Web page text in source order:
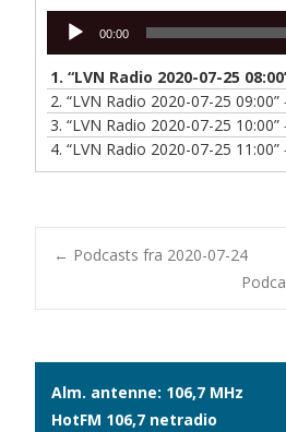
Lydafspiller
00:00
1. “LVN Radio 2020-07-25
2. “LVN Radio 2020-07-25 09:00”
3. “LVN Radio 2020-07-25 10:00”
4. “LVN Radio 2020-07-25 11:00”
Post
← Podcasts fra 2020-07-24
Alm. antenne: 106,7 MHz
HotFM 106,7 netradio